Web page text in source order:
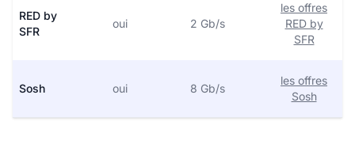
RED by
SFR
oui 2 Gb/s
les offres
RED by
SFR
Sosh oui 8 Gb/s
les offres
Sosh